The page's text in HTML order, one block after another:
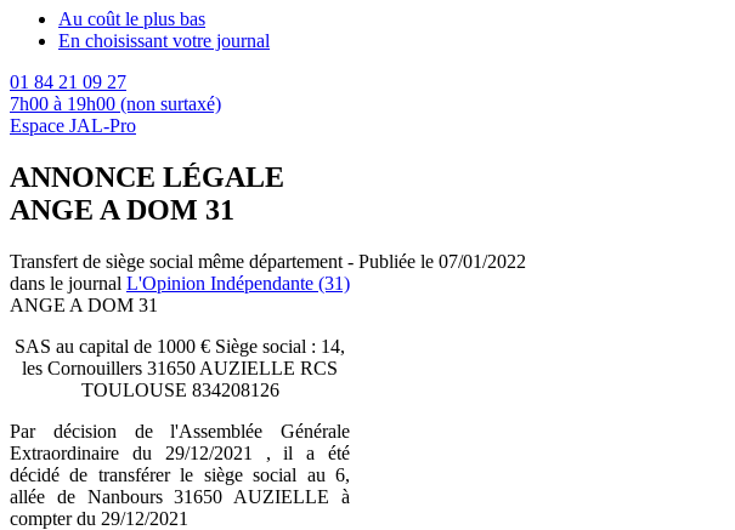
Au coût le plus bas
En choisissant votre journal
01 84 21 09 27
7h00 à 19h00 (non surtaxé)
Espace JAL-Pro
ANNONCE LÉGALE
ANGE A DOM 31
Transfert de siège social même département - Publiée le 07/01/2022
dans le journal L'Opinion Indépendante (31)
ANGE A DOM 31
SAS au capital de 1000 € Siège social : 14,
les Cornouillers 31650 AUZIELLE RCS
TOULOUSE 834208126
Par décision de l'Assemblée Générale
Extraordinaire du 29/12/2021 , il a été
décidé de transférer le siège social au 6,
allée de Nanbours 31650 AUZIELLE à
compter du 29/12/2021